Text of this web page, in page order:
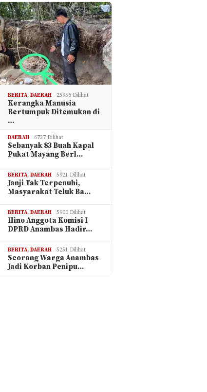
BERITA,DAERAH 25956 Dilihat
Kerangka Manusia
Bertumpuk Ditemukan di
…
DAERAH 6737 Dilihat
Sebanyak 83 Buah Kapal
Pukat Mayang Berl…
BERITA,DAERAH 5921 Dilihat
Janji Tak Terpenuhi,
Masyarakat Teluk Ba…
BERITA,DAERAH 5900 Dilihat
Hino Anggota Komisi I
DPRD Anambas Hadir…
BERITA,DAERAH 5251 Dilihat
Seorang Warga Anambas
Jadi Korban Penipu…